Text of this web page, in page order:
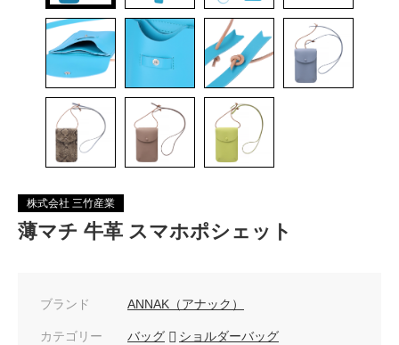
株式会社 三竹産業
薄マチ 牛革 スマホポシェット
ブランド ANNAK（アナック）
カテゴリー バッグ ショルダーバッグ